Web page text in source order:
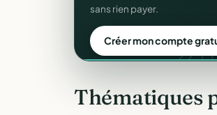
sans rien payer.
Créer mon compte
Thématiques